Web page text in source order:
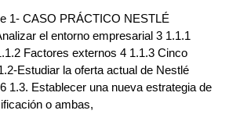
1- CASO PRÁCTICO NESTLÉ
el entorno empresarial 3 1.1.1
Factores externos 4 1.1.3 Cinco
Estudiar la oferta actual de Nestlé
1.3. Establecer una nueva estrategia de
o ambas,